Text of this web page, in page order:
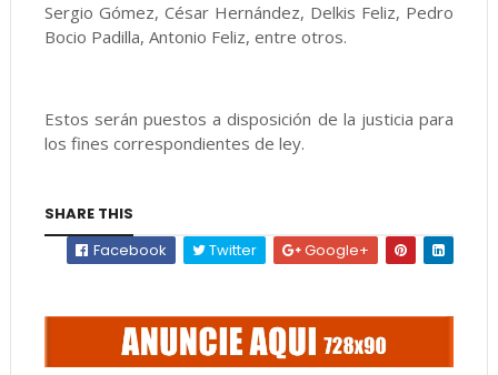
Sergio Gómez, César Hernández, Delkis Feliz, Pedro
Bocio Padilla, Antonio Feliz, entre otros.
Estos serán puestos a disposición de la justicia para
los fines correspondientes de ley.
SHARE THIS
Facebook
Twitter Google+